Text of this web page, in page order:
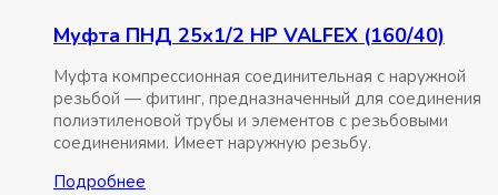
Муфта ПНД 25х1/2 НР VALFEX (160/40)
Муфта компрессионная соединительная c наружной
резьбой — фитинг, предназначенный для соединения
полиэтиленовой трубы и элементов с резьбовыми
соединениями. Имеет наружную резьбу.
Подробнее